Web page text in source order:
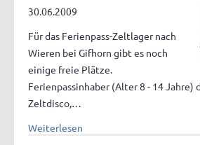
30.06.2009
Für das Ferienpass-Zeltlager nach
Wieren bei Gifhorn gibt es noch
einige freie Plätze.
Ferienpassinhaber (Alter 8 - 14 Jahre)
Zeltdisco,…
Weiterlesen